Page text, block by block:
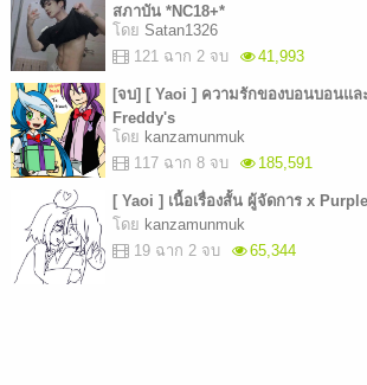
สภาบัน *NC18+*
โดย Satan1326
121 ฉาก 2 จบ
41,993
[จบ] [ Yaoi ] ความรักของบอนบอนแ
Freddy's
โดย kanzamunmuk
117 ฉาก 8 จบ
185,591
[ Yaoi ] เนื้อเรื่องสั้น ผู้จัดการ x
โดย kanzamunmuk
19 ฉาก 2 จบ
65,344